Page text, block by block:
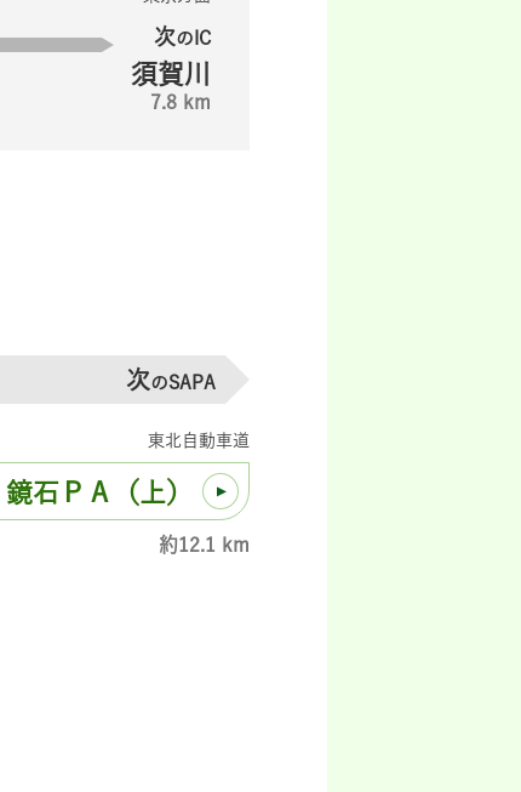
次のIC
須賀川
7.8 km
次のSAPA
東北自動車道
鏡石ＰＡ（上）
約12.1 km